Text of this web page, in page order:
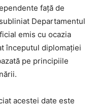
față de
Departamentul
emis cu ocazia
începutul diplomației
pe principiile
acestei date este